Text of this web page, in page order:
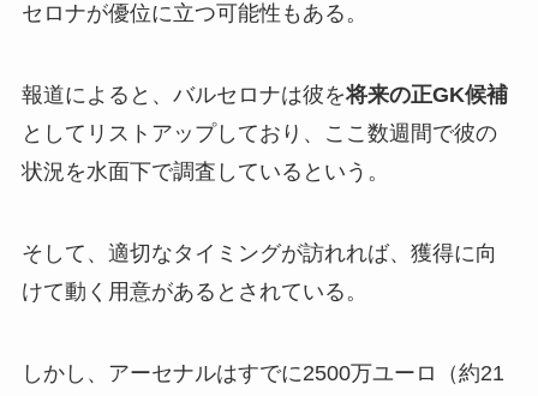
セロナが優位に立つ可能性もある。
報道によると、バルセロナは彼を将来の正GK候補
としてリストアップしており、ここ数週間で彼の
状況を水面下で調査しているという。
そして、適切なタイミングが訪れれば、獲得に向
けて動く用意があるとされている。
しかし、アーセナルはすでに2500万ユーロ（約21